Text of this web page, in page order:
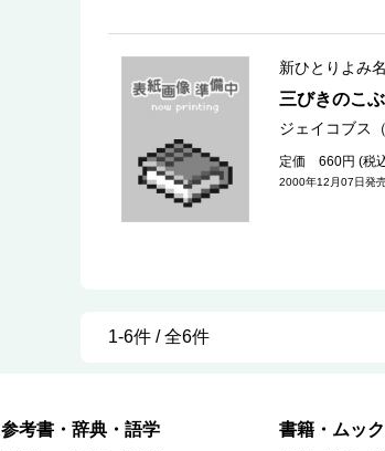
新ひとりよみ
三びきの
ジェイコブス（
定価 660円 (税
2000年12月07日発
1-6件 / 全6件
参考書・辞典・語学 書籍・ムッ